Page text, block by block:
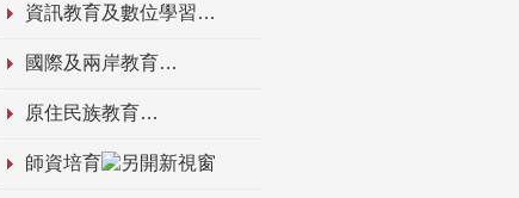
資訊教育及數位學習
國際及兩岸教育
原住民族教育
師資培育